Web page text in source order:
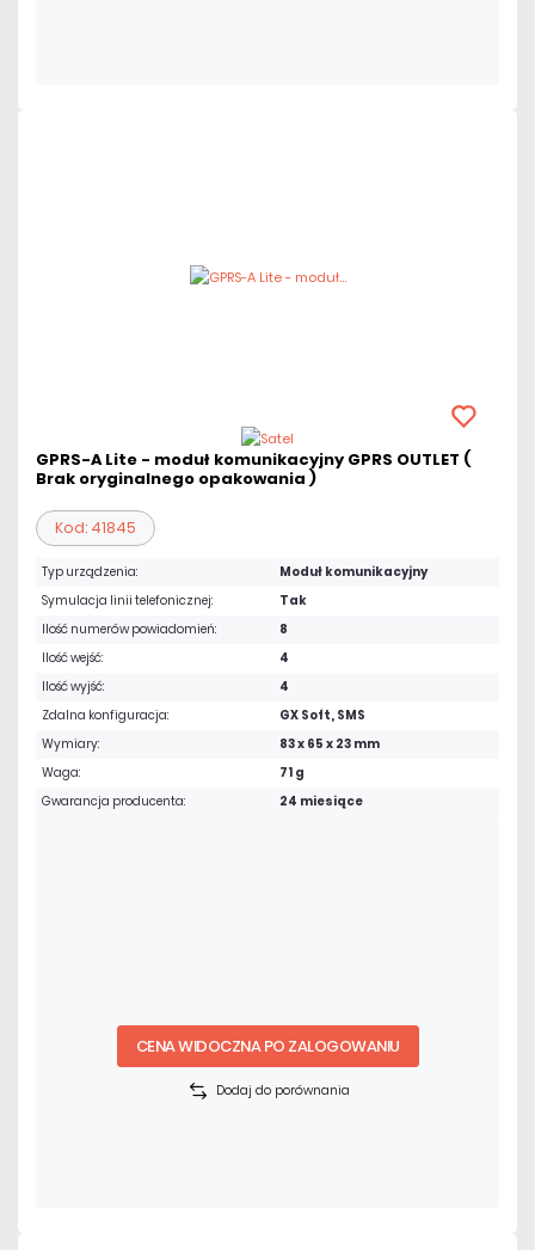
GPRS-A Lite - moduł komunikacyjny GPRS OUTLET (
Brak oryginalnego opakowania )
Kod: 41845
Typ urządzenia:
Moduł komunikacyjny
Symulacja linii telefonicznej:
Tak
Ilość numerów powiadomień:
8
Ilość wejść:
4
Ilość wyjść:
4
Zdalna konfiguracja:
GX Soft, SMS
Wymiary:
83 x 65 x 23 mm
Waga:
71 g
Gwarancja producenta:
24 miesiące
CENA WIDOCZNA PO ZALOGOWANIU
Dodaj do porównania